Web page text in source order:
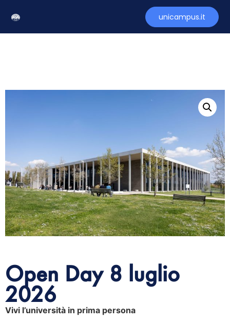
unicampus.it
Open Day 8 luglio
2026
Vivi l’università in prima persona